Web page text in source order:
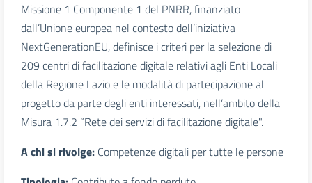
Missione 1 Componente 1 del PNRR, finanziato
dall’Unione europea nel contesto dell’iniziativa
NextGenerationEU, definisce i criteri per la selezione di
209 centri di facilitazione digitale relativi agli Enti Locali
della Regione Lazio e le modalità di partecipazione al
progetto da parte degli enti interessati, nell’ambito della
Misura 1.7.2 “Rete dei servizi di facilitazione digitale".
A chi si rivolge: Competenze digitali per tutte le persone